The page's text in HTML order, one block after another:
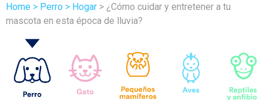
Home > Perro > Hogar > ¿Cómo cuidar y entretener a tu
mascota en esta época de lluvia?